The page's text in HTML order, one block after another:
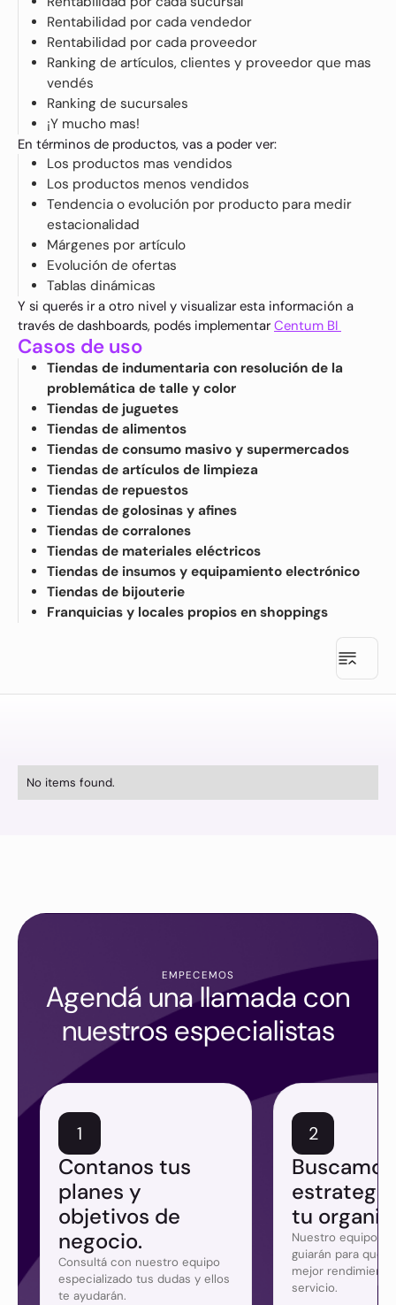
solución que tu
negocio necesita para
vender más y mejor
¿Por qué Centum POS
es la mejor opción para
tu negocio?
de pago
Control total sobre tus ventas
y clientes
promociones!
Conectado con el resto de tu
Integración nativa con
integral
Modelos de
Modelo centralizado:
Ventas B2B y
público + B2B
Gestión de inventario y
distribución optimizada
virtuales o digitales
Reportes y tableros
especializados en
retail
Rentabilidad por cada vendedor
Rentabilidad por cada proveedor
Ranking de artículos, clientes y proveedor que mas
vendés
Ranking de sucursales
¡Y mucho mas!
En términos de productos, vas a poder ver:
Los productos mas vendidos
Los productos menos vendidos
Tendencia o evolución por producto para medir
estacionalidad
Márgenes por artículo
Evolución de ofertas
Tablas dinámicas
Y si querés ir a otro nivel y visualizar esta información a
través de dashboards, podés implementar Centum BI
Casos de uso
Tiendas de indumentaria con resolución de la
problemática de talle y color
Tiendas de juguetes
Tiendas de alimentos
Tiendas de consumo masivo y supermercados
Tiendas de artículos de limpieza
Tiendas de repuestos
Tiendas de golosinas y afines
Tiendas de corralones
Tiendas de materiales eléctricos
Tiendas de insumos y equipamiento electrónico
Tiendas de bijouterie
Franquicias y locales propios en shoppings
No items found.
EMPECEMOS
Agendá una llamada con
nuestros especialistas
1
Contanos tus
planes y
objetivos de
negocio.
Consultá con nuestro equipo
especializado tus dudas y ellos
te ayudarán.
2
tu
Nuestro equipo
guiarán para que
mejor
servicio.